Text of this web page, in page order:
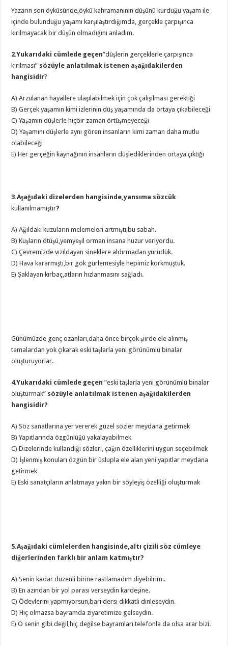
Yazarın son öyküsünde,öykü kahramanının düşünü kurduğu yaşam ile
içinde bulunduğu yaşamı karşılaştırdığımda, gerçekle çarpışınca
kırılmayacak bir düşün olmadığını anladım.
2.Yukarıdaki cümlede geçen”düşlerin gerçeklerle çarpışınca
kırılması” sözüyle anlatılmak istenen aşağıdakilerden
hangisidir?
A) Arzulanan hayallere ulaşılabilmek için çok çalışılması gerektiği
B) Gerçek yaşamın kimi izlerinin düş yaşamında da ortaya çıkabileceği
C) Yaşamın düşlerle hiçbir zaman örtüşmeyeceği
D) Yaşamını düşlerle aynı gören insanların kimi zaman daha mutlu
olabileceği
E) Her gerçeğin kaynağının insanların düşlediklerinden ortaya çıktığı
3.Aşağıdaki dizelerden hangisinde,yansıma sözcük
kullanılmamıştır?
A) Ağıldaki kuzuların melemeleri artmıştı,bu sabah.
B) Kuşların ötüşü,yemyeşil orman insana huzur veriyordu.
C) Çevremizde vızıldayan sineklere aldırmadan yürüdük.
D) Hava kararmıştı,bir gök gürlemesiyle hepimiz korkmuştuk.
E) Şaklayan kırbaç,atların hızlanmasını sağladı.
Günümüzde genç ozanları,daha önce birçok şiirde ele alınmış
temalardan yok çıkarak eski taşlarla yeni görünümlü binalar
oluşturuyorlar.
4.Yukarıdaki cümlede geçen ”eski taşlarla yeni görünümlü binalar
oluşturmak” sözüyle anlatılmak istenen aşağıdakilerden
hangisidir?
A) Söz sanatlarına yer vererek güzel sözler meydana getirmek
B) Yapıtlarında özgünlüğü yakalayabilmek
C) Dizelerinde kullandığı sözleri, çağın özelliklerini uygun seçebilmek
D) İşlenmiş konuları özgün bir üslupla ele alan yeni yapıtlar meydana
getirmek
E) Eski sanatçıların anlatmaya yakın bir söyleyiş özelliği oluşturmak
5.Aşağıdaki cümlelerden hangisinde,altı çizili söz cümleye
diğerlerinden farklı bir anlam katmıştır?
A) Senin kadar düzenli birine rastlamadım diyebilrim..
B) En azından bir yol parası verseydin kardeşine.
C) Ödevlerini yapmıyorsun,bari dersi dikkatli dinleseydin.
D) Hiç olmazsa bayramda ziyaretimize gelseydin.
E) O senin gibi değil,hiç değilse bayramları telefonla da olsa arar bizi.